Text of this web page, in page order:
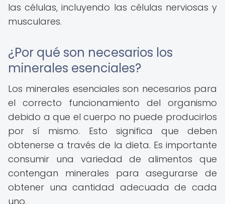
las células, incluyendo las células nerviosas y
musculares.
¿Por qué son necesarios los
minerales esenciales?
Los minerales esenciales son necesarios para
el correcto funcionamiento del organismo
debido a que el cuerpo no puede producirlos
por sí mismo. Esto significa que deben
obtenerse a través de la dieta. Es importante
consumir una variedad de alimentos que
contengan minerales para asegurarse de
obtener una cantidad adecuada de cada
uno.